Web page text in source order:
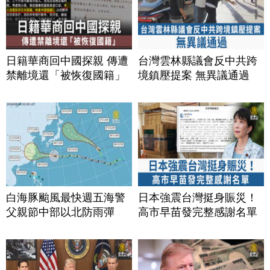
日籍華商回中國探親 傳遭
禁離境還「被恢復國籍」
台灣雲林縣議會反中共跨
境鎮壓提案 無異議通過
白海豚颱風最快週五海警
父親節中部以北防雨彈
日本強震台灣挺身賑災！
高市早苗發完整感謝名單